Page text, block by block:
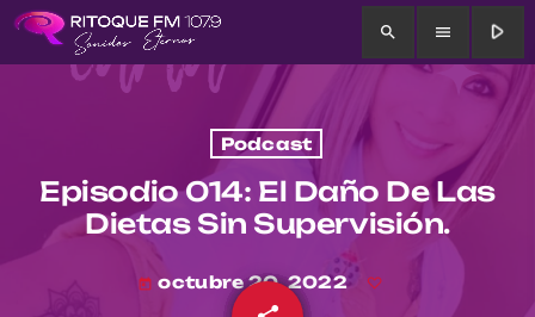
search menu play_arrow
Podcast
Episodio 014: El Daño De Las
Dietas Sin Supervisión.
today octubre 20, 2022